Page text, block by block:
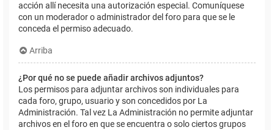
acción allí necesita una autorización especial. Comuníquese
con un moderador o administrador del foro para que se le
conceda el permiso adecuado.
Arriba
¿Por qué no se puede añadir archivos adjuntos?
Los permisos para adjuntar archivos son individuales para
cada foro, grupo, usuario y son concedidos por La
Administración. Tal vez La Administración no permite adjuntar
archivos en el foro en que se encuentra o solo ciertos grupos